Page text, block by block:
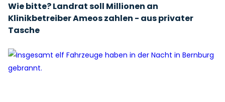
Wie bitte? Landrat soll Millionen an
Klinikbetreiber Ameos zahlen - aus privater
Tasche